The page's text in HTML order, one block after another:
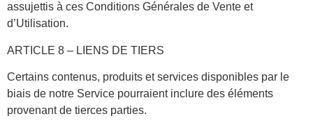
assujettis à ces Conditions Générales de Vente et
d’Utilisation.
ARTICLE 8 – LIENS DE TIERS
Certains contenus, produits et services disponibles par le
biais de notre Service pourraient inclure des éléments
provenant de tierces parties.